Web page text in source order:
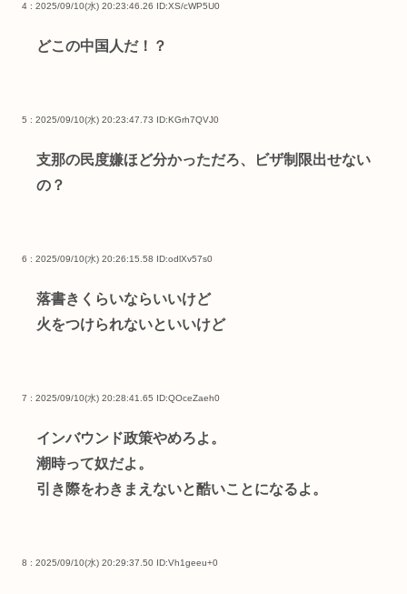
4 : 2025/09/10(水) 20:23:46.26 ID:XS/cWP5U0
どこの中国人だ！？
5 : 2025/09/10(水) 20:23:47.73 ID:KGrh7QVJ0
支那の民度嫌ほど分かっただろ、ビザ制限出せない
の？
6 : 2025/09/10(水) 20:26:15.58 ID:odlXv57s0
落書きくらいならいいけど
火をつけられないといいけど
7 : 2025/09/10(水) 20:28:41.65 ID:QOceZaeh0
インバウンド政策やめろよ。
潮時って奴だよ。
引き際をわきまえないと酷いことになるよ。
8 : 2025/09/10(水) 20:29:37.50 ID:Vh1geeu+0